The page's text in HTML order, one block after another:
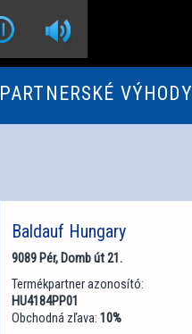
PARTNERSKÉ VÝHODY
Baldauf Hungary
9089 Pér, Domb út 21.
Termékpartner azonosító:
HU4184PP01
Obchodná zľava: 10%